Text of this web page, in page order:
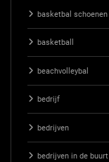
basketbal schoenen
basketball
beachvolleybal
bedrijf
bedrijven
bedrijven in de buurt